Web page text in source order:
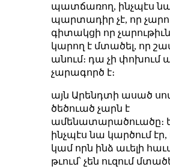
պատճառող, ինչպէս
պարտադիր չէ, որ
գիտակցի որ
կարող է մտածել, որ
անում։ դա չի փոխում
չարագործ է։
այն Արենդտի ասած
ծեծուած չարն է
ամենատարածուածը։
ինչպէս նա կարծում էր,
կամ որն ինձ աւելի
թւում՝ չեն ուզում